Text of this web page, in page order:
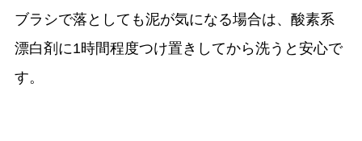
ブラシで落としても泥が気になる場合は、酸素系
漂白剤に1時間程度つけ置きしてから洗うと安心で
す。